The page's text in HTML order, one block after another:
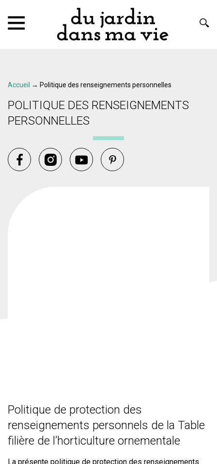
Accueil → Politique des renseignements personnelles
POLITIQUE DES RENSEIGNEMENTS
PERSONNELLES
Politique de protection des
renseignements personnels de la Table
filière de l’horticulture ornementale
La présente politique de protection des renseignements